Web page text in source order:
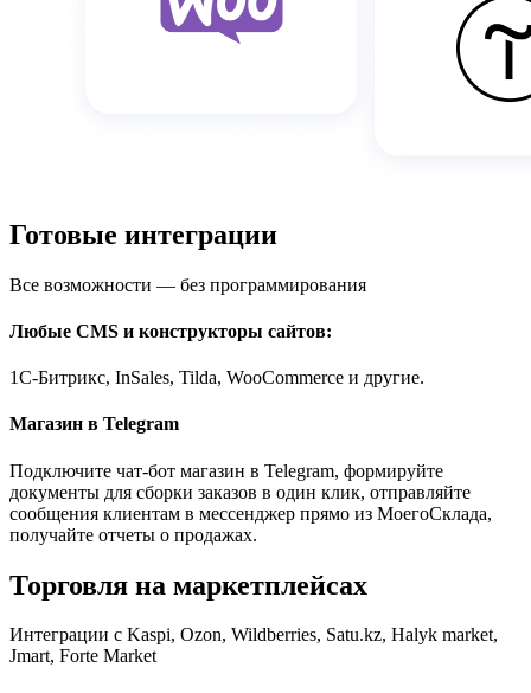
Готовые интеграции
Все возможности — без программирования
Любые CMS и конструкторы сайтов:
1С-Битрикс, InSales, Tilda, WooCommerce и другие.
Магазин в Telegram
Подключите чат-бот магазин в Telegram, формируйте
документы для сборки заказов в один клик, отправляйте
сообщения клиентам в мессенджер прямо из МоегоСклада,
получайте отчеты о продажах.
Торговля на маркетплейсах
Интеграции с Kaspi, Ozon, Wildberries, Satu.kz, Halyk market,
Jmart, Forte Market